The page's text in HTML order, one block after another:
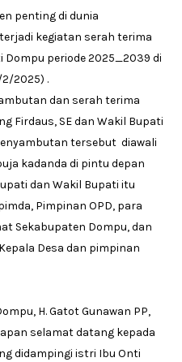
penting di dunia
kegiatan serah terima
periode 2025_2039 di
2025) .
dan serah terima
Firdaus, SE dan Wakil Bupati
tersebut diawali
kadanda di pintu depan
dan Wakil Bupati itu
Pimpinan OPD, para
Sekabupaten Dompu, dan
Desa dan pimpinan
H. Gatot Gunawan PP,
selamat datang kepada
didampingi istri Ibu Onti